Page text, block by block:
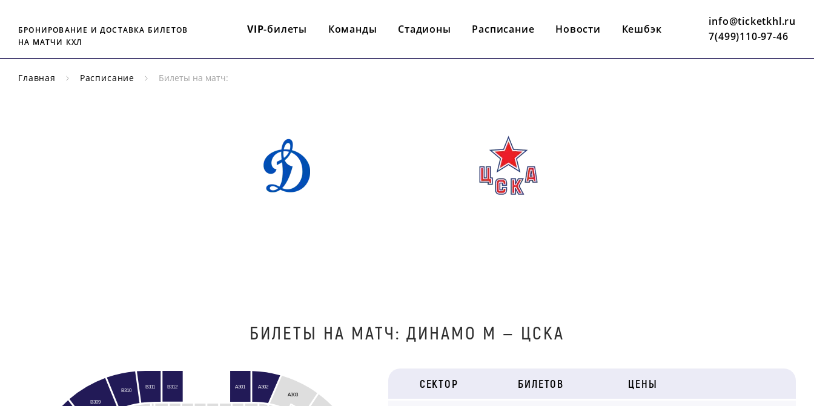
БРОНИРОВАНИЕ И ДОСТАВКА БИЛЕТОВ
НА МАТЧИ КХЛ
VIP-билеты Команды Стадионы Расписание Новости Кешбэк
info@ticketkhl.ru
7(499)110-97-46
Главная Расписание Билеты на матч:
БИЛЕТЫ НА МАТЧ: ДИНАМО М — ЦСКА
A301
A302
A303
B309
B310
B311 B312 СЕКТОР БИЛЕТОВ ЦЕНЫ